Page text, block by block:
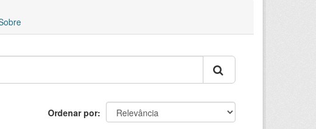
Ordenar por